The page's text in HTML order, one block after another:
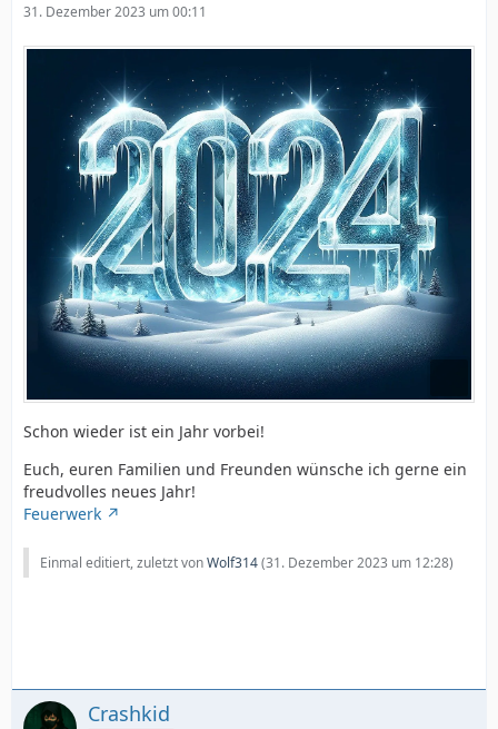
31. Dezember 2023 um 00:11
Schon wieder ist ein Jahr vorbei!
Euch, euren Familien und Freunden wünsche ich gerne ein
freudvolles neues Jahr!
Feuerwerk
Einmal editiert, zuletzt vonWolf314(31. Dezember 2023 um 12:28)
Crashkid